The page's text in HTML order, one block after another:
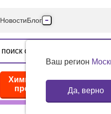
НовостиБлог
Производители
Партнеры
Ваш регион
Да, верно
Химические реактивы,
препараты, наборы